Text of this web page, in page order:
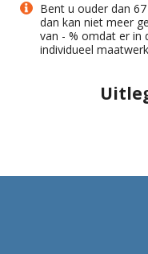
Bent u ouder dan
dan kan niet meer
van - % omdat er in
individueel